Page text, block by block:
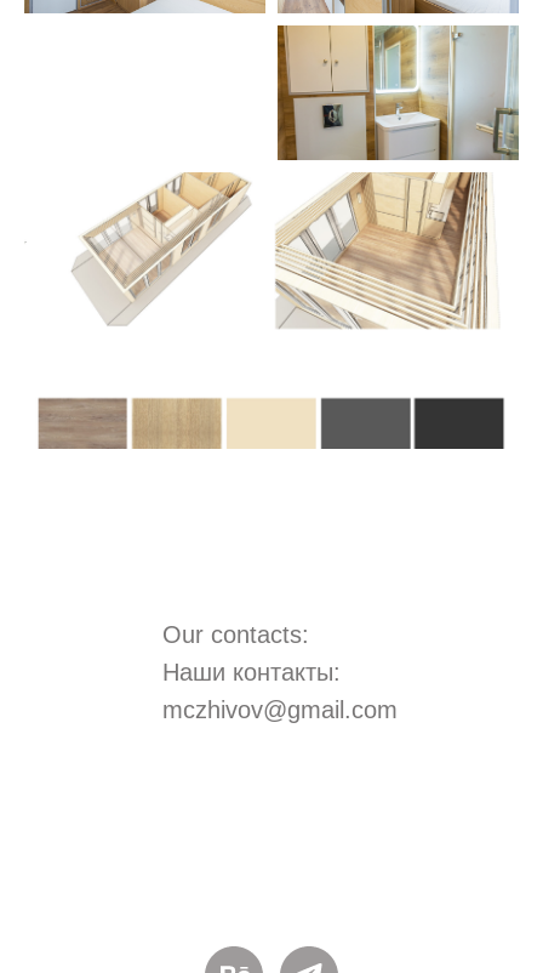
Our contacts:
Наши контакты:
mczhivov@gmail.com